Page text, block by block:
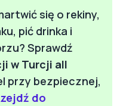
się o rekiny,
pić drinka i
Sprawdź
w Turcji all
przy bezpiecznej,
do